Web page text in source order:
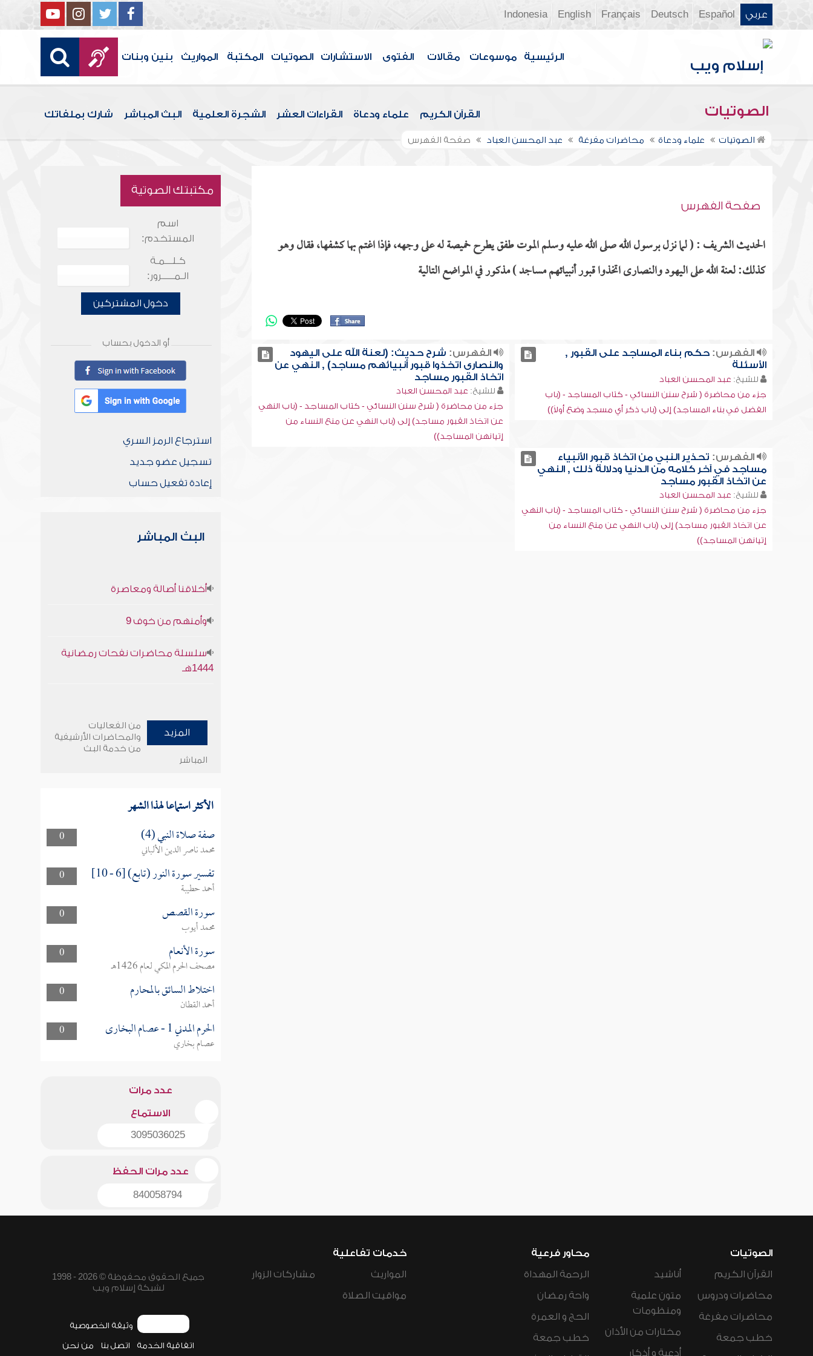
عربي Español
Deutsch
Français
English
Indonesia
الرئيسية موسوعات مقالات الفتوى الاستشارات الصوتيات المكتبة المواريث بنين وبنات
الصوتيات القرآن الكريم علماء ودعاة القراءات العشر الشجرة العلمية البث المباشر شارك بملفاتك
الصوتيات علماء ودعاة محاضرات مفرغة عبد المحسن العباد صفحة الفهرس
صفحة الفهرس
الحديث الشريف : ( لما نزل برسول الله صلى الله عليه وسلم الموت طفق يطرح خميصة له على وجهه، فإذا اغتم بها كشفها، فقال وهو
كذلك: لعنة الله على اليهود والنصارى اتخذوا قبور أنبيائهم مساجد ) مذكور في المواضع التالية
الفهرس:حكم بناء المساجد على القبور ,
الأسئلة
للشيخ: عبد المحسن العباد
جزء من محاضرة ( شرح سنن النسائي - كتاب المساجد - (باب
الفضل في بناء المساجد) إلى (باب ذكر أي مسجد وضع أولاً))
الفهرس: شرح حديث: (لعنة الله على اليهود
والنصارى اتخذوا قبور أنبيائهم مساجد) , النهي عن
اتخاذ القبور مساجد
للشيخ: عبد المحسن العباد
جزء من محاضرة ( شرح سنن النسائي - كتاب المساجد - (باب النهي
عن اتخاذ القبور مساجد) إلى (باب النهي عن منع النساء من
إتيانهن المساجد))
الفهرس: تحذير النبي من اتخاذ قبور الأنبياء
مساجد في آخر كلامه من الدنيا ودلالة ذلك , النهي
عن اتخاذ القبور مساجد
للشيخ: عبد المحسن العباد
جزء من محاضرة ( شرح سنن النسائي - كتاب المساجد - (باب النهي
عن اتخاذ القبور مساجد) إلى (باب النهي عن منع النساء من
إتيانهن المساجد))
مكتبتك الصوتية
اسم
المستخدم:
كـلـــمـة
الـمـــــرور:
دخول المشتركين
أو الدخول بحساب
استرجاع الرمز السري
تسجيل عضو جديد
إعادة تفعيل حساب
البث المباشر
أخلاقنا أصالة ومعاصرة
وأمنهم من خوف 9
سلسلة محاضرات نفحات رمضانية
1444هـ
المزيد
من الفعاليات
والمحاضرات الأرشيفية
من خدمة البث
المباشر
الأكثر استماعا لهذا الشهر
0 صفة صلاة النبي (4)
محمد ناصر الدين الألباني
0
تفسير سورة النور (تابع) [6 - 10]
أحمد حطيبة
0
سورة القصص
محمد أيوب
0
سورة الأنعام
مصحف الحرم المكي لعام 1426هـ
0
اختلاط السائق بالمحارم
أحمد القطان
0
الحرم المدني 1 - عصام البخارى
عصام بخاري
عدد مرات
الاستماع
3095036025
عدد مرات الحفظ
840058794
الصوتيات
القرآن الكريم
محاضرات ودروس
محاضرات مفرغة
خطب جمعة
أناشيد
متون علمية
ومنظومات
مختارات من الأذان
أدعية و أذكار
محاور فرعية
الرحمة المهداة
واحة رمضان
الحج و العمرة
خطب جمعة
خدمات تفاعلية
المواريث
مواقيت الصلاة
مشاركات الزوار
جميع الحقوق محفوظة © 2026 - 1998
لشبكة إسلام ويب
وثيقة الخصوصية
اتفاقية الخدمة اتصل بنا من نحن